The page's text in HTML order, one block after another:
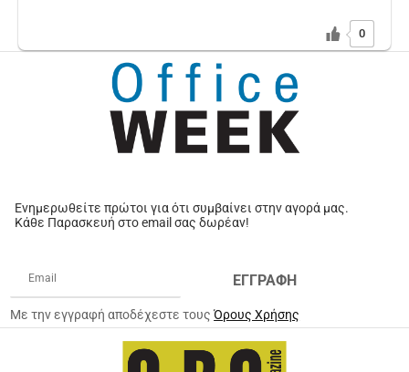
0
Ενημερωθείτε πρώτοι για ότι συμβαίνει στην αγορά μας.
Κάθε Παρασκευή στο email σας δωρέαν!
ΕΓΓΡΑΦΗ
Με την εγγραφή αποδέχεστε τουςΌρους Χρήσης